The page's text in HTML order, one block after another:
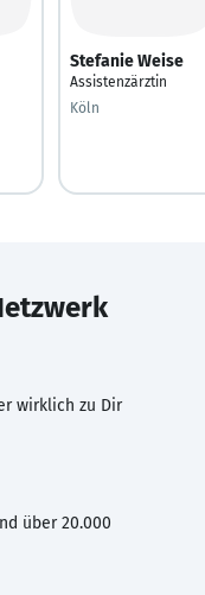
Stefanie Weise
Assistenzärztin
Köln
wirklich zu Dir
über 20.000